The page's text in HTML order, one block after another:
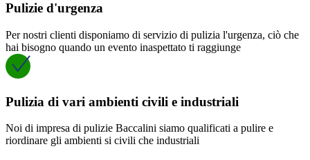
Pulizie d'urgenza
Per nostri clienti disponiamo di servizio di pulizia l'urgenza, ciò che
hai bisogno quando un evento inaspettato ti raggiunge
Pulizia di vari ambienti civili e industriali
Noi di impresa di pulizie Baccalini siamo qualificati a pulire e
riordinare gli ambienti si civili che industriali